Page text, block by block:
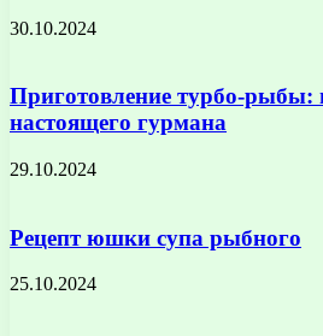
30.10.2024
Приготовление турбо-рыбы:
настоящего гурмана
29.10.2024
Рецепт юшки супа рыбного
25.10.2024